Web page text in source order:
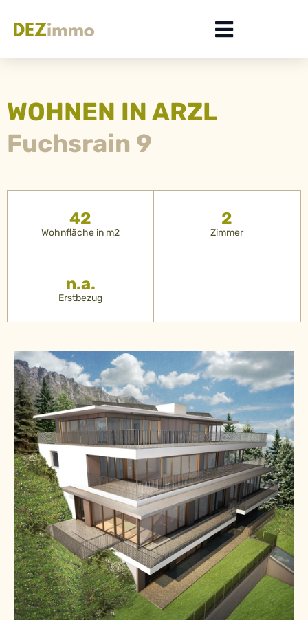
WOHNEN IN ARZL
Fuchsrain 9
42
Wohnfläche in m2
2
Zimmer
n.a.
Erstbezug